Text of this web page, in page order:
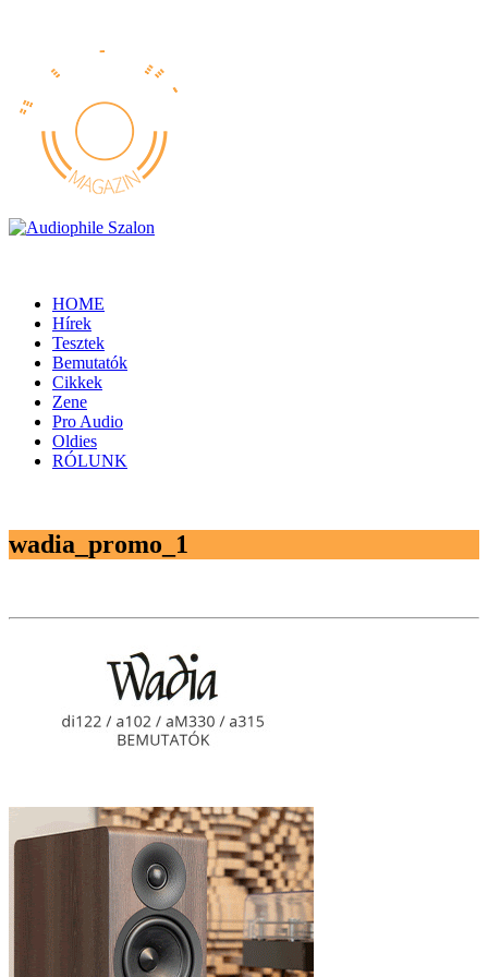
HOME
Hírek
Tesztek
Bemutatók
Cikkek
Zene
Pro Audio
Oldies
RÓLUNK
wadia_promo_1